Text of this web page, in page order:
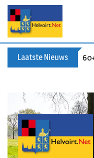
Laatste Nieuws